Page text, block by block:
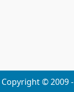
Copyright © 2009